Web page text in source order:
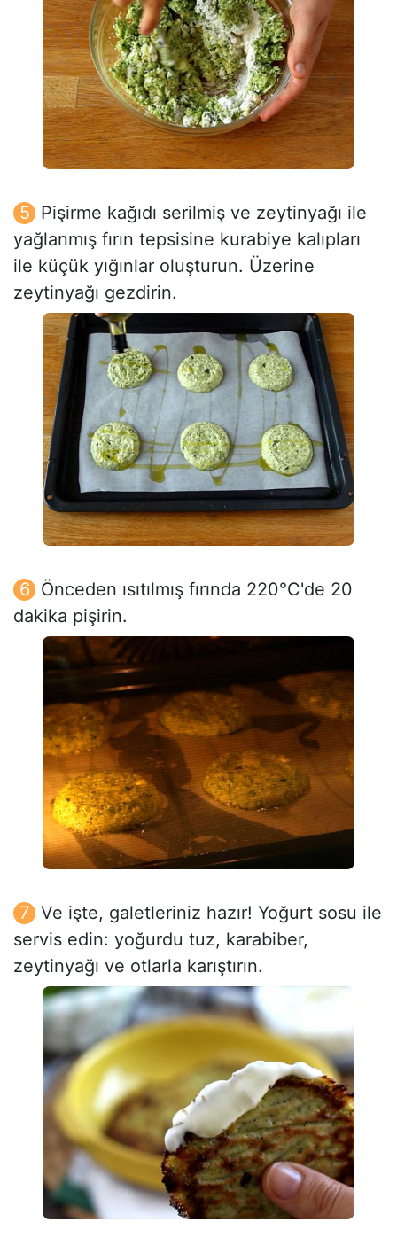
Pişirme kağıdı serilmiş ve zeytinyağı ile
yağlanmış fırın tepsisine kurabiye kalıpları
ile küçük yığınlar oluşturun. Üzerine
zeytinyağı gezdirin.
Önceden ısıtılmış fırında 220°C'de 20
dakika pişirin.
Ve işte, galetleriniz hazır! Yoğurt sosu ile
servis edin: yoğurdu tuz, karabiber,
zeytinyağı ve otlarla karıştırın.